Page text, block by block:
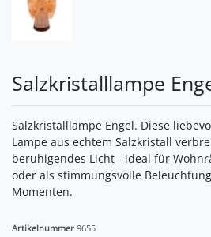
Salzkristalllampe
Salzkristalllampe Engel. Diese
Lampe aus echtem Salzkristall
beruhigendes Licht - ideal für
oder als stimmungsvolle
Momenten.
Artikelnummer 9655